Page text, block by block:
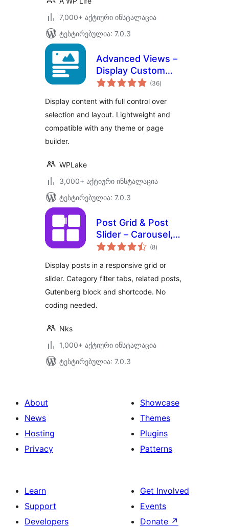
7,000+ აქტიური ინსტალაცია
ტესტირებულია: 7.0.3
Advanced Views –
Display Custom
Fields (ACF, Pods,
CPT and Woo
Products anywhere
in Gutenberg,
(36საერთო
რეიტინგი
)
Display content with full control over
selection and layout. Lightweight and
compatible with any theme or page
builder.
WPLake
3,000+ აქტიური ინსტალაცია
ტესტირებულია: 7.0.3
Post Grid & Post
Slider – Carousel,
Filter Tabs &(8საერთო
რეიტინგი
)
Display posts in a responsive grid or
slider. Category filter tabs, related posts,
Gutenberg block and shortcode. No
coding needed.
Nks
1,000+ აქტიური ინსტალაცია
ტესტირებულია: 7.0.3
About
News
Hosting
Privacy
Showcase
Themes
Plugins
Patterns
Learn
Support
Developers
Get Involved
Events
Donate ↗